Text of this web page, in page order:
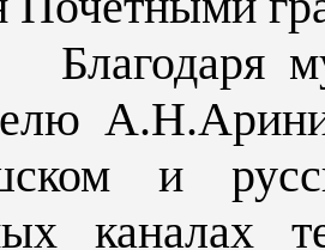
и
каналах